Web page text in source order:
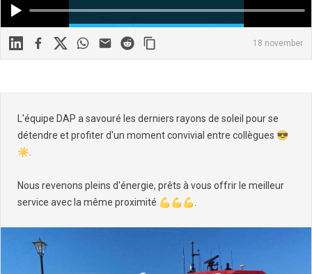
LinkedinFacebook
X WhatsApp
Mail Reddit 18 november
L'équipe DAP a savouré les derniers rayons de soleil pour se
détendre et profiter d'un moment convivial entre collègues 😎
☀️.
Nous revenons pleins d'énergie, prêts à vous offrir le meilleur
service avec la même proximité 💪💪💪.